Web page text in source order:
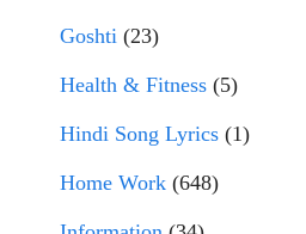
Goshti (23)
Health & Fitness (5)
Hindi Song Lyrics (1)
Home Work (648)